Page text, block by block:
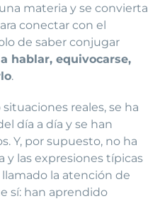
materia y se convierta
conectar con el
de saber conjugar
hablar, equivocarse,
.
reales, se ha
día a día y se han
Y, por supuesto, no ha
y las expresiones típicas
la atención de
sí: han aprendido